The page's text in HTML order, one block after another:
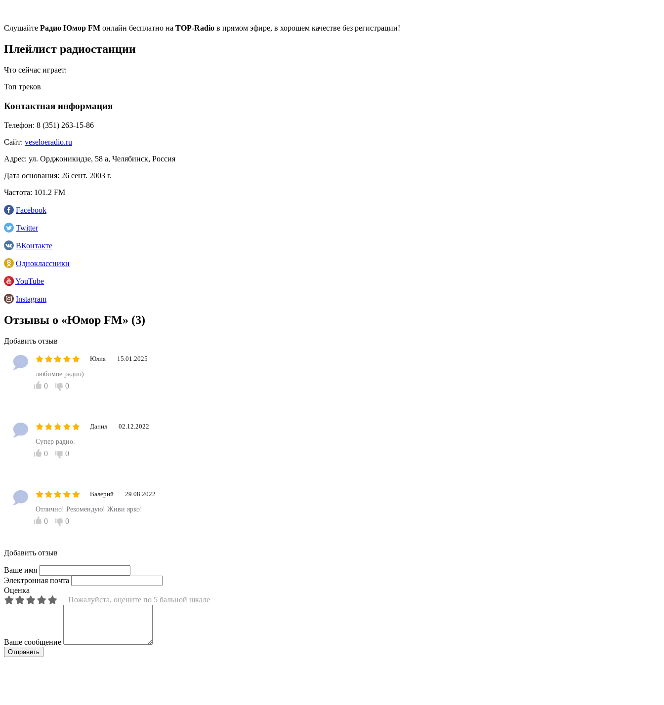
Cлушайте Радио Юмор FM онлайн бесплатно на TOP-Radio в прямом эфире, в хорошем качестве без регистрации!
Плейлист радиостанции
Что сейчас играет:
Топ треков
Контактная информация
Телефон: 8 (351) 263-15-86
Сайт: veseloeradio.ru
Адрес: ул. Орджоникидзе, 58 а, Челябинск, Россия
Дата основания: 26 сент. 2003 г.
Частота: 101.2 FM
Facebook
Twitter
ВКонтакте
Одноклассники
YouTube
Instagram
Отзывы о «Юмор FM» (3)
Добавить отзыв
Юлия 15.01.2025
любимое радио)
0 0
Данил 02.12.2022
Супер радио.
0 0
Валерий 29.08.2022
Отлично! Рекомендую! Живи ярко!
0 0
Добавить отзыв
Ваше имя
Электронная почта
Оценка
Пожалуйста, оцените по 5 бальной шкале
Ваше сообщение